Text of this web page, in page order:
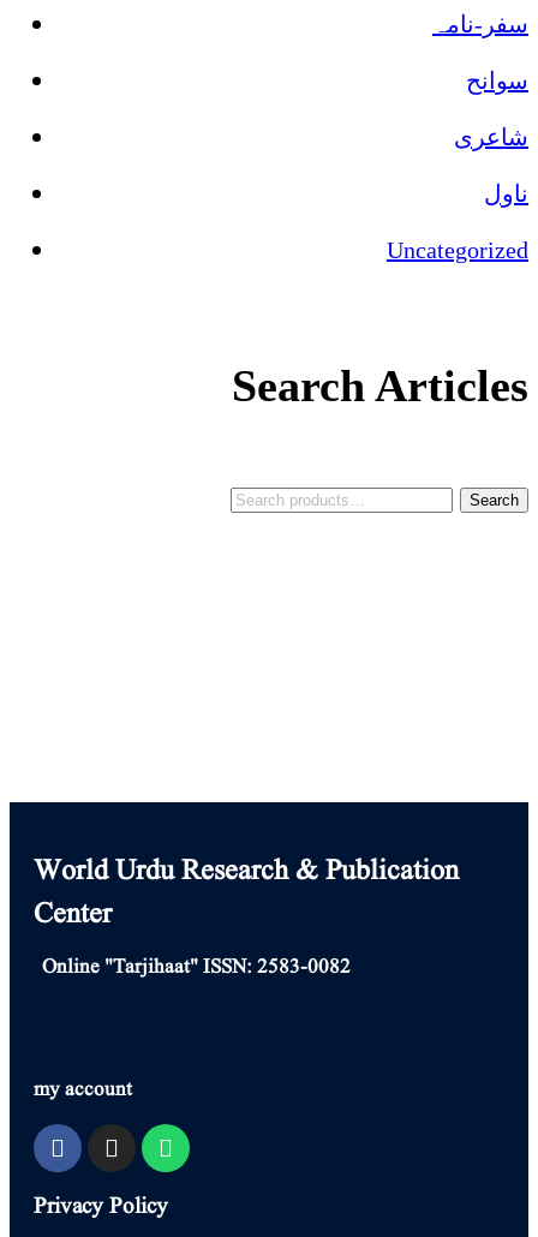
سفر-نامہ
سوانح
شاعری
ناول
Uncategorized
Search Articles
Search
World Urdu Research & Publication
Center
Online "Tarjihaat" ISSN: 2583-0082
my account
Privacy Policy